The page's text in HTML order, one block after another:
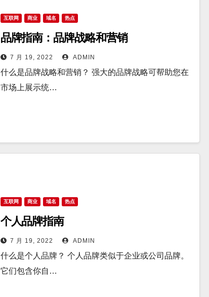
互联网 商业 域名 热点
品牌指南：品牌战略和营销
7 月 19, 2022 ADMIN
什么是品牌战略和营销？ 强大的品牌战略可帮助您在
市场上展示统…
互联网 商业 域名 热点
个人品牌指南
7 月 19, 2022 ADMIN
什么是个人品牌？ 个人品牌类似于企业或公司品牌。
它们包含你自…